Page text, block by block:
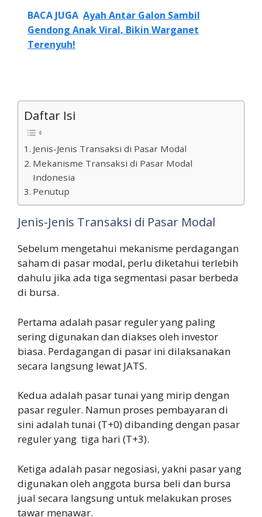
BACA JUGA Ayah Antar Galon Sambil
Gendong Anak Viral, Bikin Warganet
Terenyuh!
Daftar Isi
Jenis-Jenis Transaksi di Pasar Modal
Mekanisme Transaksi di Pasar Modal
Indonesia
Penutup
Jenis-Jenis Transaksi di Pasar Modal
Sebelum mengetahui mekanisme perdagangan
saham di pasar modal, perlu diketahui terlebih
dahulu jika ada tiga segmentasi pasar berbeda
di bursa.
Pertama adalah pasar reguler yang paling
sering digunakan dan diakses oleh investor
biasa. Perdagangan di pasar ini dilaksanakan
secara langsung lewat JATS.
Kedua adalah pasar tunai yang mirip dengan
pasar reguler. Namun proses pembayaran di
sini adalah tunai (T+0) dibanding dengan pasar
reguler yang tiga hari (T+3).
Ketiga adalah pasar negosiasi, yakni pasar yang
digunakan oleh anggota bursa beli dan bursa
jual secara langsung untuk melakukan proses
tawar menawar.